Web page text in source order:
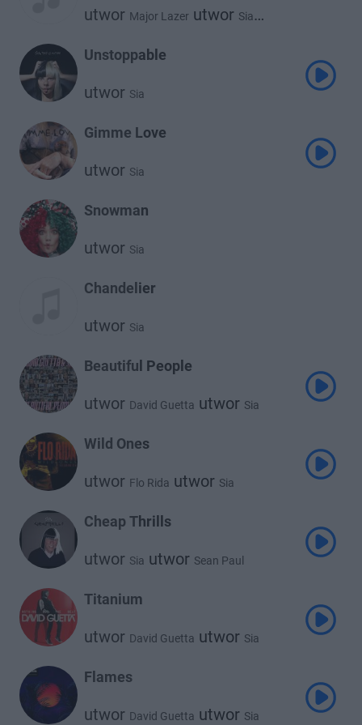
utwor Major Lazer utwor Sia
Unstoppable
utwor Sia
Gimme Love
utwor Sia
Snowman
utwor Sia
Chandelier
utwor Sia
Beautiful People
utwor David Guetta utwor Sia
Wild Ones
utwor Flo Rida utwor Sia
Cheap Thrills
utwor Sia utwor Sean Paul
Titanium
utwor David Guetta utwor Sia
Flames
utwor David Guetta utwor Sia